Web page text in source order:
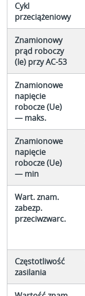
Cykl
przeciążeniowy
Znamionowy
prąd roboczy
(Ie) przy AC-53
Znamionowe
napięcie
robocze (Ue)
— maks.
Znamionowe
napięcie
robocze (Ue)
— min
Wart. znam.
zabezp.
przeciwzwarc.
Częstotliwość
zasilania